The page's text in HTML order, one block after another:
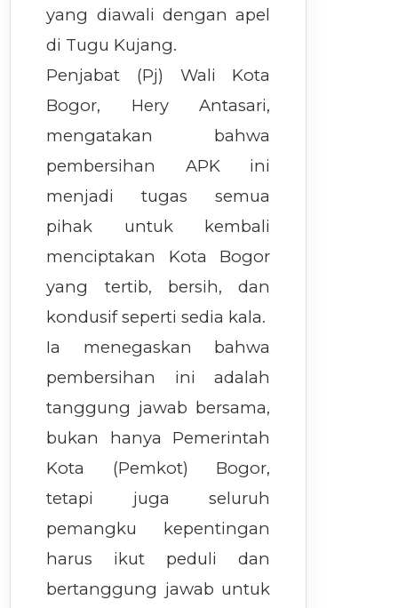
yang diawali dengan apel
di Tugu Kujang.
Penjabat (Pj) Wali Kota
Bogor, Hery Antasari,
mengatakan bahwa
pembersihan APK ini
menjadi tugas semua
pihak untuk kembali
menciptakan Kota Bogor
yang tertib, bersih, dan
kondusif seperti sedia kala.
Ia menegaskan bahwa
pembersihan ini adalah
tanggung jawab bersama,
bukan hanya Pemerintah
Kota (Pemkot) Bogor,
tetapi juga seluruh
pemangku kepentingan
harus ikut peduli dan
bertanggung jawab untuk